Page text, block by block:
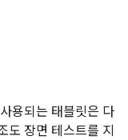
용되는 태블릿은 다
도 장면 테스트를 지